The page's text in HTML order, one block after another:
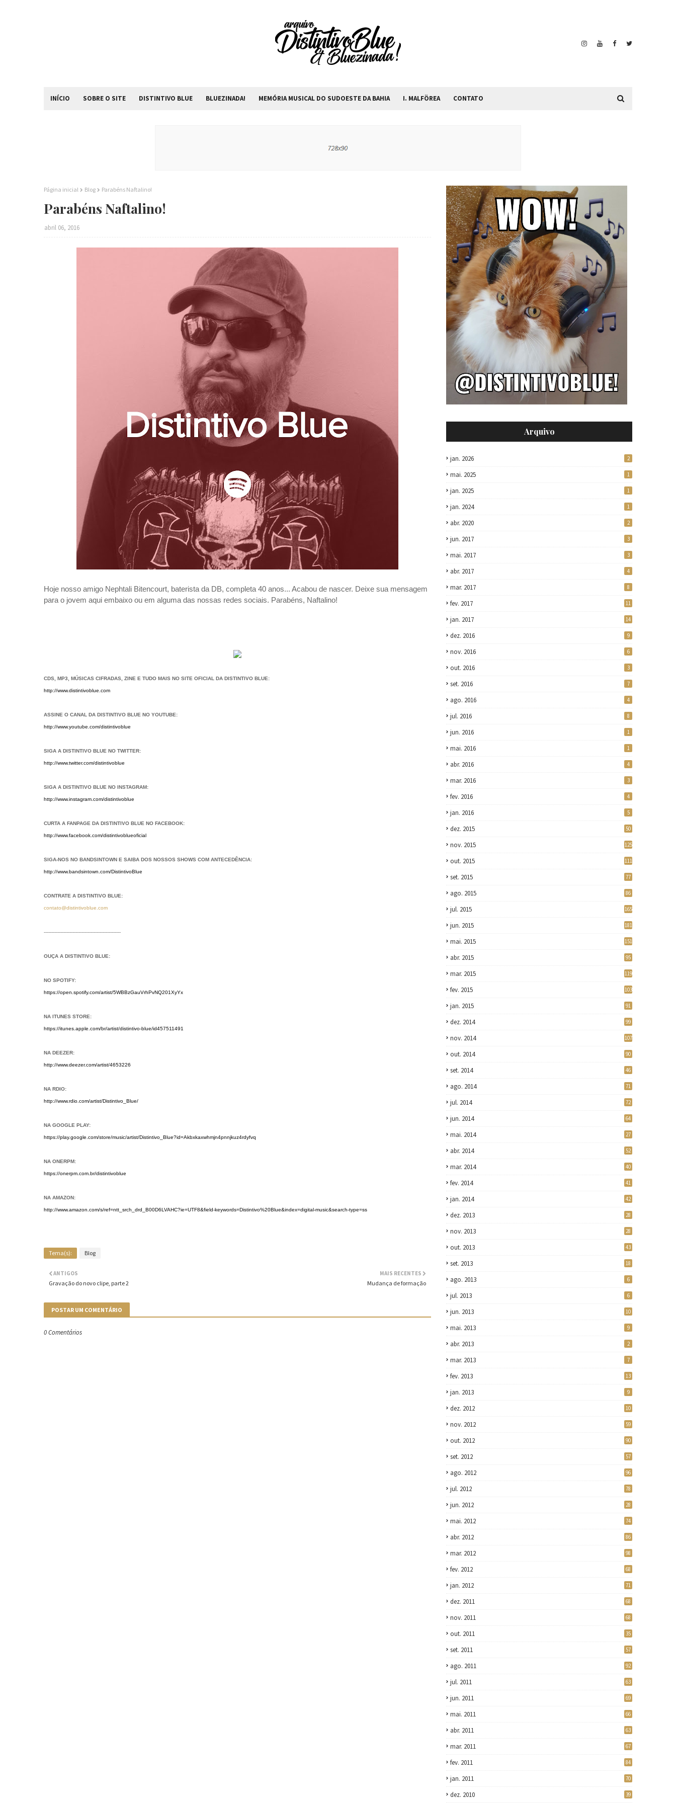
INÍCIO SOBRE O SITE DISTINTIVO BLUE BLUEZINADA! MEMÓRIA MUSICAL DO SUDOESTE DA BAHIA I. MALFÖREA CONTATO
Página inicial Blog Parabéns Naftalino!
Parabéns Naftalino!
abril 06, 2016
Hoje nosso amigo Nephtali Bitencourt, baterista da DB, completa 40 anos... Acabou de nascer. Deixe sua mensagem
para o jovem aqui embaixo ou em alguma das nossas redes sociais. Parabéns, Naftalino!
CDS, MP3, MÚSICAS CIFRADAS, ZINE E TUDO MAIS NO SITE OFICIAL DA DISTINTIVO BLUE:
http://www.distintivoblue.com
ASSINE O CANAL DA DISTINTIVO BLUE NO YOUTUBE:
http://www.youtube.com/distintivoblue
SIGA A DISTINTIVO BLUE NO TWITTER:
http://www.twitter.com/distintivoblue
SIGA A DISTINTIVO BLUE NO INSTAGRAM:
http://www.instagram.com/distintivoblue
CURTA A FANPAGE DA DISTINTIVO BLUE NO FACEBOOK:
http://www.facebook.com/distintivoblueoficial
SIGA-NOS NO BANDSINTOWN E SAIBA DOS NOSSOS SHOWS COM ANTECEDÊNCIA:
http://www.bandsintown.com/DistintivoBlue
CONTRATE A DISTINTIVO BLUE:
contato@distintivoblue.com
---------------------------------------------------
OUÇA A DISTINTIVO BLUE:
NO SPOTIFY:
https://open.spotify.com/artist/5WBBzGauVrhPvNQ201XyYx
NA ITUNES STORE:
https://itunes.apple.com/br/artist/distintivo-blue/id457511491
NA DEEZER:
http://www.deezer.com/artist/4653226
NA RDIO:
http://www.rdio.com/artist/Distintivo_Blue/
NA GOOGLE PLAY:
https://play.google.com/store/music/artist/Distintivo_Blue?id=Akbxkaxwhmjn4pnnjkuz4rdyfvq
NA ONERPM:
https://onerpm.com.br/distintivoblue
NA AMAZON:
http://www.amazon.com/s/ref=ntt_srch_drd_B00D6LVAHC?ie=UTF8&field-keywords=Distintivo%20Blue&index=digital-music&search-type=ss
Tema(s): Blog
MAIS RECENTES
Mudança de formação
ANTIGOS
Gravação do novo clipe, parte 2
POSTAR UM COMENTÁRIO
0 Comentários
Arquivo
jan. 2026 2
mai. 2025 1
jan. 2025 1
jan. 2024 1
abr. 2020 2
jun. 2017 3
mai. 2017 3
abr. 2017 4
mar. 2017 8
fev. 2017 11
jan. 2017 14
dez. 2016 9
nov. 2016 6
out. 2016 3
set. 2016 7
ago. 2016 4
jul. 2016 8
jun. 2016 1
mai. 2016 1
abr. 2016 4
mar. 2016 3
fev. 2016 4
jan. 2016 5
dez. 2015 50
nov. 2015 125
out. 2015 111
set. 2015 77
ago. 2015 86
jul. 2015 165
jun. 2015 181
mai. 2015 151
abr. 2015 95
mar. 2015 119
fev. 2015 103
jan. 2015 91
dez. 2014 99
nov. 2014 107
out. 2014 90
set. 2014 46
ago. 2014 71
jul. 2014 72
jun. 2014 64
mai. 2014 27
abr. 2014 52
mar. 2014 40
fev. 2014 41
jan. 2014 42
dez. 2013 28
nov. 2013 28
out. 2013 43
set. 2013 18
ago. 2013 6
jul. 2013 6
jun. 2013 10
mai. 2013 9
abr. 2013 2
mar. 2013 7
fev. 2013 13
jan. 2013 9
dez. 2012 10
nov. 2012 59
out. 2012 90
set. 2012 57
ago. 2012 96
jul. 2012 78
jun. 2012 28
mai. 2012 74
abr. 2012 86
mar. 2012 98
fev. 2012 68
jan. 2012 71
dez. 2011 68
nov. 2011 68
out. 2011 35
set. 2011 57
ago. 2011 92
jul. 2011 63
jun. 2011 69
mai. 2011 66
abr. 2011 63
mar. 2011 67
fev. 2011 84
jan. 2011 70
dez. 2010 39